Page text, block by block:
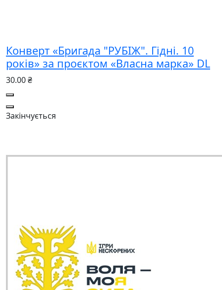
Конверт «Бригада "РУБІЖ". Гідні. 10
років» за проєктом «Власна марка» DL
30.00 ₴
Закінчується